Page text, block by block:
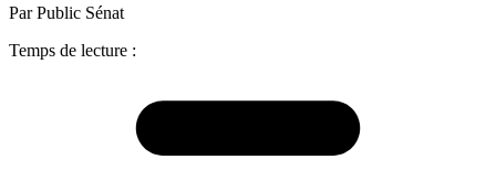
Par Public Sénat
Temps de lecture :